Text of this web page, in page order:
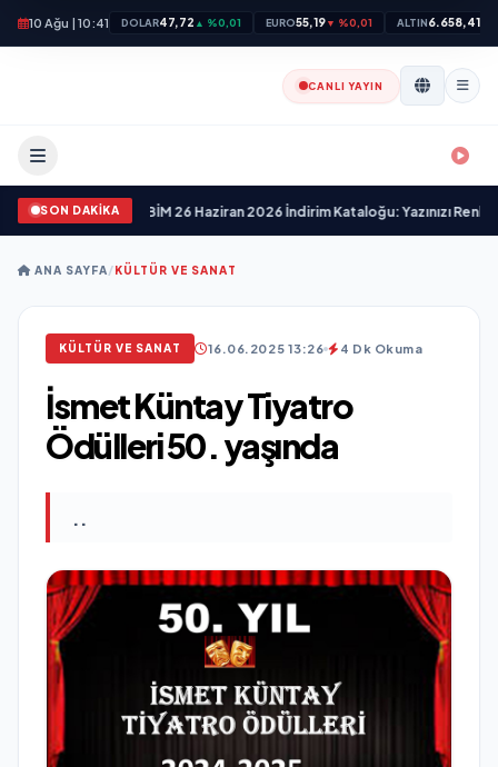
10 Ağu | 10:41 DOLAR47,72 ▲ %0,01 EURO55,19▼ %0,01 ALTIN6.658,41
CANLI YAYIN
SON DAKİKA
Fırsatlar!•BİM 26 Haziran 2026 İndirim Kataloğu: Yazınızı Renklendirin
ANA SAYFA/KÜLTÜR VE SANAT
KÜLTÜR VE SANAT 16.06.2025 13:26 4 Dk Okuma
İsmet Küntay Tiyatro
Ödülleri 50. yaşında
..